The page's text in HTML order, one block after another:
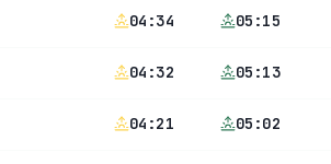
04:34 05:15
04:32 05:13
04:21 05:02